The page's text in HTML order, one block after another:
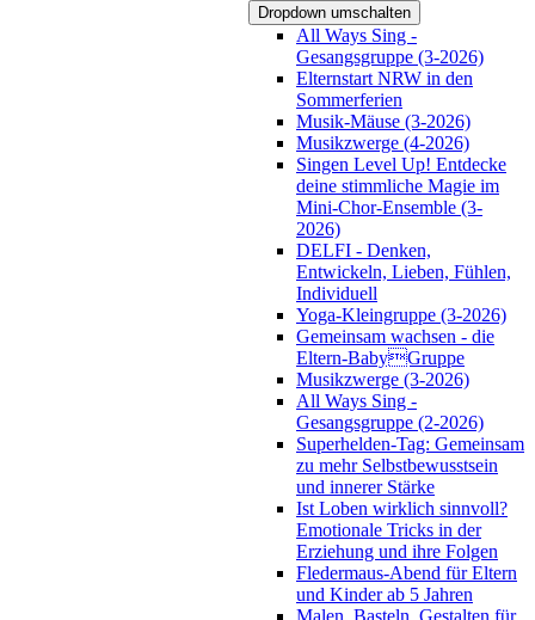
Dropdown umschalten
All Ways Sing -
Gesangsgruppe (3-2026)
Elternstart NRW in den
Sommerferien
Musik-Mäuse (3-2026)
Musikzwerge (4-2026)
Singen Level Up! Entdecke
deine stimmliche Magie im
Mini-Chor-Ensemble (3-
2026)
DELFI - Denken,
Entwickeln, Lieben, Fühlen,
Individuell
Yoga-Kleingruppe (3-2026)
Gemeinsam wachsen - die
Eltern-BabyGruppe
Musikzwerge (3-2026)
All Ways Sing -
Gesangsgruppe (2-2026)
Superhelden-Tag: Gemeinsam
zu mehr Selbstbewusstsein
und innerer Stärke
Ist Loben wirklich sinnvoll?
Emotionale Tricks in der
Erziehung und ihre Folgen
Fledermaus-Abend für Eltern
und Kinder ab 5 Jahren
Malen, Basteln, Gestalten für